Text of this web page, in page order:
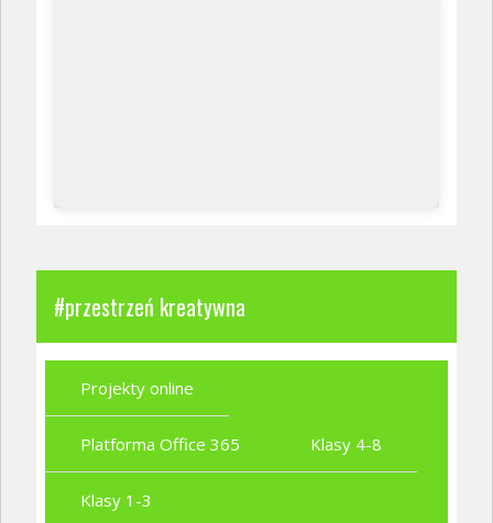
#przestrzeń kreatywna
Projekty online
Platforma Office 365 Klasy 4-8
Klasy 1-3